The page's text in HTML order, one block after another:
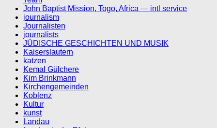
John Baptist Mission, Togo, Africa — intl service
journalism
Journalisten
journalists
JÜDISCHE GESCHICHTEN UND MUSIK
Kaiserslautern
katzen
Kemal Gülchere
Kim Brinkmann
Kirchengemeinden
Koblenz
Kultur
kunst
Landau